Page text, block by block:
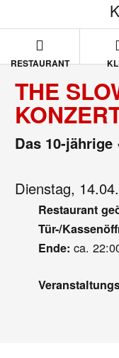
RESTAURANT
THE
Das 10-jährige
Dienstag,
Restaurant
Tür-/
Ende: ca.